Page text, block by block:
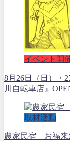
イベント開
8月26日（日）・
川自転車店』
取材活動
農家民宿 お福来